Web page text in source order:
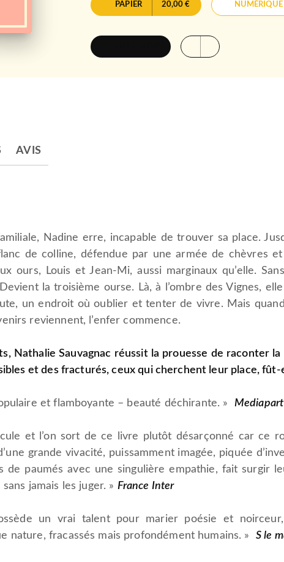
PAPIER 20,00 € NUMÉRIQUE
AVIS
Nadine erre, incapable de trouver sa place.
de colline, défendue par une armée de chèvres
ours, Louis et Jean-Mi, aussi marginaux qu’elle.
la troisième ourse. Là, à l’ombre des Vignes,
un endroit où oublier et tenter de vivre. Mais
reviennent, l’enfer commence.
Nathalie Sauvagnac réussit la prouesse de raconter
et des fracturés, ceux qui cherchent leur place, fût-
et flamboyante – beauté déchirante. » Mediapart
et l’on sort de ce livre plutôt désarçonné car ce
grande vivacité, puissamment imagée, piquée
de paumés avec une singulière empathie, fait surgir
jamais les juger. » France Inter
un vrai talent pour marier poésie et
nature, fracassés mais profondément humains. » S le